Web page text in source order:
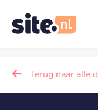
Terug naar alle